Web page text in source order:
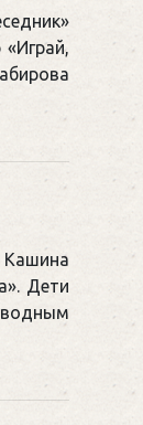
Кашина
Дети